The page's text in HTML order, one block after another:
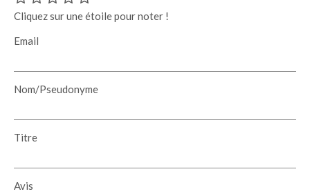
Cliquez sur une étoile pour noter !
Email
Nom/Pseudonyme
Titre
Avis